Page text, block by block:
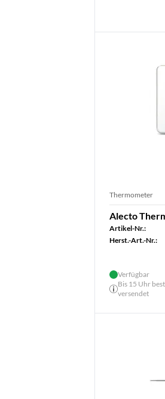
Thermometer
Alecto
Artikel-Nr.:
Herst.-Art.-Nr.:
Verfügbar
Bis 15 Uhr
versendet